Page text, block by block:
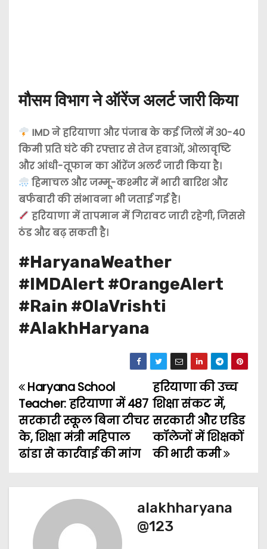
मौसम विभाग ने ऑरेंज अलर्ट जारी किया
IMD ने हरियाणा और पंजाब के कई जिलों में 30-40
किमी प्रति घंटे की रफ्तार से तेज हवाओं, ओलावृष्टि
और आंधी-तूफान का ऑरेंज अलर्ट जारी किया है।
हिमाचल और जम्मू-कश्मीर में भारी बारिश और
बर्फबारी की संभावना भी जताई गई है।
हरियाणा में तापमान में गिरावट जारी रहेगी, जिससे
ठंड और बढ़ सकती है।
#HaryanaWeather
#IMDAlert #OrangeAlert
#Rain #OlaVrishti
#AlakhHaryana
P
o
s
n
हरियाणा की उच्च
शिक्षा संकट में,
सरकारी और एडिड
कॉलेजों में शिक्षकों
की भारी कमी
Haryana School
Teacher: हरियाणा में 487
सरकारी स्कूल बिना टीचर
के, शिक्षा मंत्री महिपाल
ढांडा से कार्रवाई की मांग
alakhharyana
@123